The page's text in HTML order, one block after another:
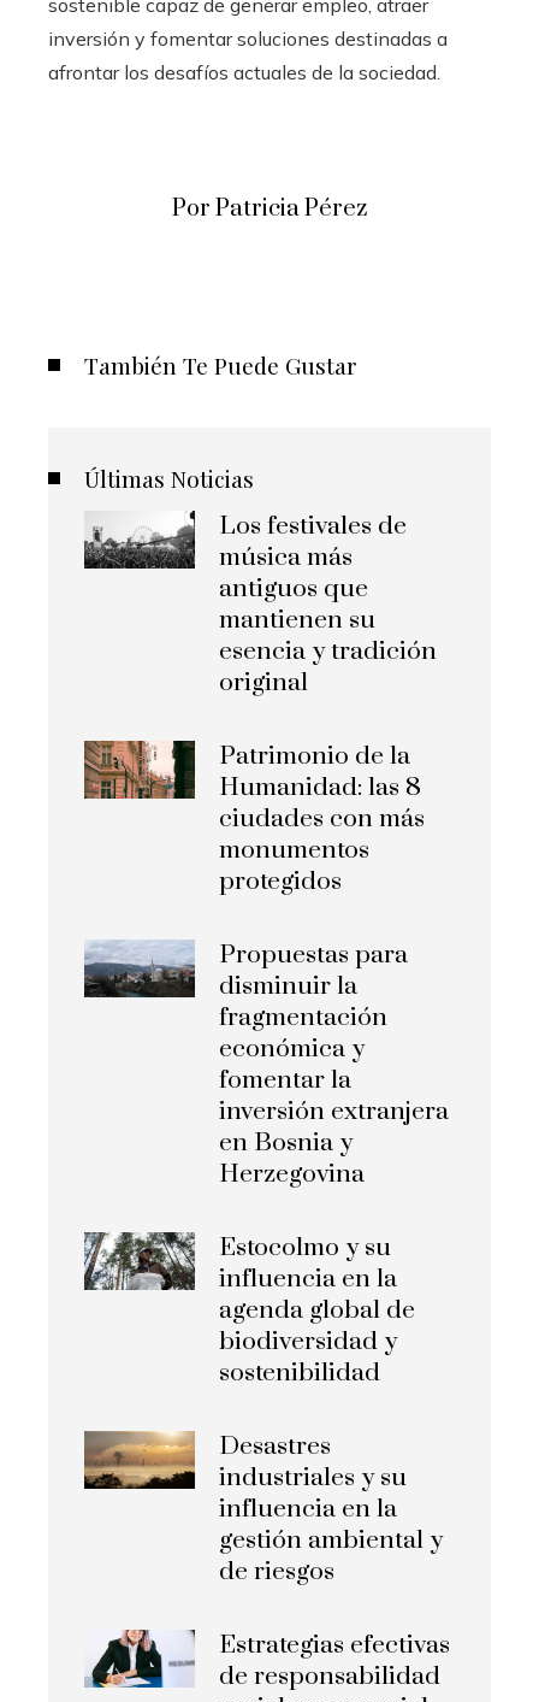
sostenible capaz de generar empleo, atraer
inversión y fomentar soluciones destinadas a
afrontar los desafíos actuales de la sociedad.
Por Patricia Pérez
También Te Puede Gustar
Últimas Noticias
Los festivales de
música más
antiguos que
mantienen su
esencia y tradición
original
Patrimonio de la
Humanidad: las 8
ciudades con más
monumentos
protegidos
Propuestas para
disminuir la
fragmentación
económica y
fomentar la
inversión extranjera
en Bosnia y
Herzegovina
Estocolmo y su
influencia en la
agenda global de
biodiversidad y
sostenibilidad
Desastres
industriales y su
influencia en la
gestión ambiental y
de riesgos
Estrategias efectivas
de responsabilidad